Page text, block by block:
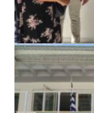
ΚΟΙΝΩΝΙΑ | 07/08/2026 ·
Το Δημοτικό
πλέον το όνομα